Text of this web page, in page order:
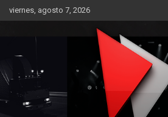
Saltar
al
viernes, agosto 7, 2026